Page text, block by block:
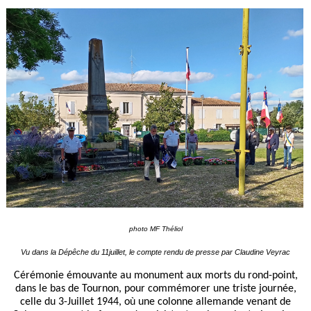
photo MF Théliol
Vu dans la Dépêche du 11juillet, le compte rendu de presse par Claudine Veyrac
Cérémonie émouvante au monument aux morts du rond-point,
dans le bas de Tournon, pour commémorer une triste journée,
celle du 3-Juillet 1944, où une colonne allemande venant de